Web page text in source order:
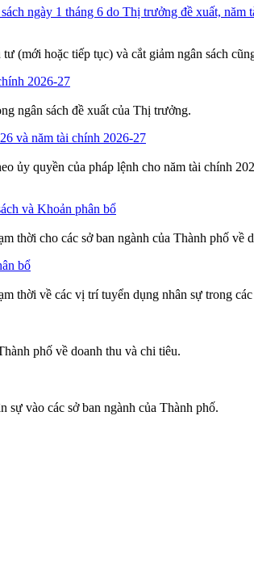
ngày 1 tháng 6 do Thị trưởng đề xuất, năm
(mới hoặc tiếp tục) và cắt giảm ngân sách
2026-27
ngân sách đề xuất của Thị trưởng.
và năm tài chính 2026-27
ủy quyền của pháp lệnh cho năm tài chính
và Khoản phân bổ
thời cho các sở ban ngành của Thành phố về
bổ
thời về các vị trí tuyển dụng nhân sự trong
phố về doanh thu và chi tiêu.
sự vào các sở ban ngành của Thành phố.